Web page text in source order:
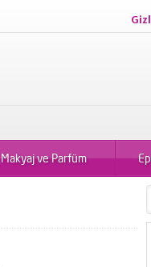
Makyaj ve Parfüm